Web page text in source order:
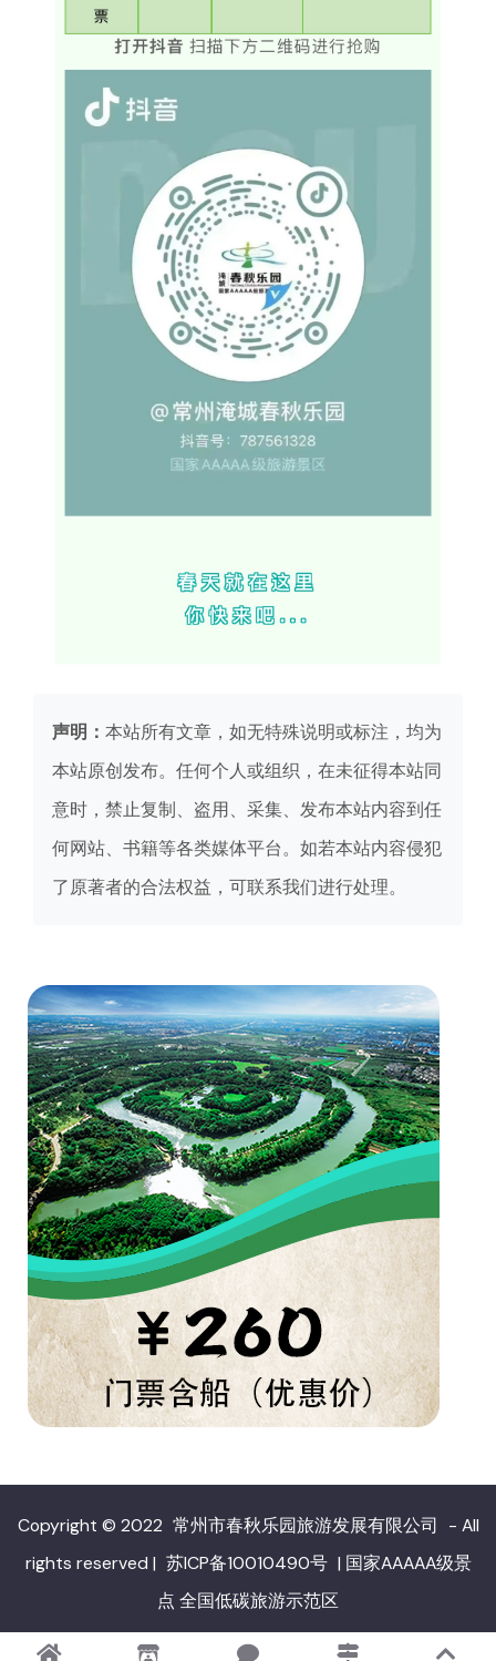
声明： 本站所有文章，如无特殊说明或标注，均为
本站原创发布。任何个人或组织，在未征得本站同
意时，禁止复制、盗用、采集、发布本站内容到任
何网站、书籍等各类媒体平台。如若本站内容侵犯
了原著者的合法权益，可联系我们进行处理。
Copyright © 2022 常州市春秋乐园旅游发展有限公司 - All
rights reserved | 苏ICP备10010490号 | 国家AAAAA级景
点 全国低碳旅游示范区